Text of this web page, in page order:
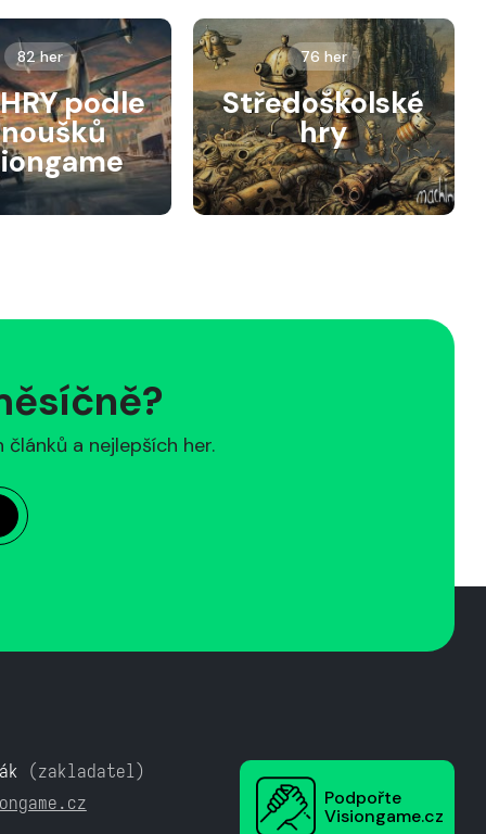
82 her
podle
76 her
Středoškolské
hry
a nejlepších her.
(zakladatel)
Podpořte
Visiongame.cz